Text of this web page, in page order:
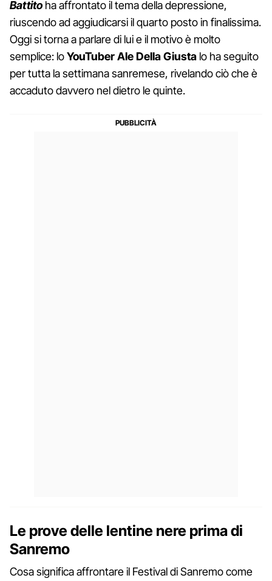
Battito ha affrontato il tema della depressione,
riuscendo ad aggiudicarsi il quarto posto in finalissima.
Oggi si torna a parlare di lui e il motivo è molto
semplice: loYouTuber Ale Della Giusta lo ha seguito
per tutta la settimana sanremese, rivelando ciò che è
accaduto davvero nel dietro le quinte.
Le prove delle lentine nere prima di
Sanremo
Cosa significa affrontare il Festival di Sanremo come